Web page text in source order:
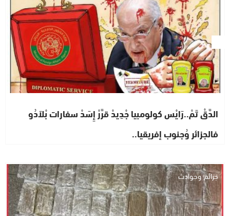
الدَّقْ تَمْ..رَايْس كولومبيا جْدِيدْ قرَّرْ إِسَدْ سفارات بْلاَدُو
فالجزائر وُجنوب إفريقيا..
جرائم وحوادث